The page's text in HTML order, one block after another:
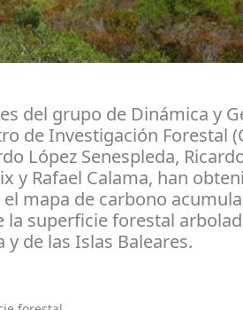
del grupo de Dinámica y
de Investigación Forestal
López Senespleda,
y Rafael Calama, han
mapa de carbono
la superficie forestal
y de las Islas Baleares.